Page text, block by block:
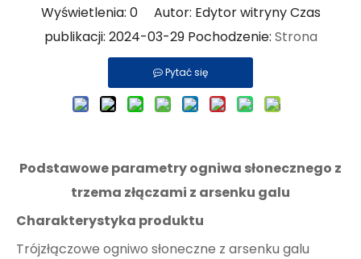
Wyświetlenia: 0Autor: Edytor witryny Czas
publikacji: 2024-03-29 Pochodzenie: Strona
Pytać się
Podstawowe parametry ogniwa słonecznego z
trzema złączami z arsenku galu
Charakterystyka produktu
Trójzłączowe ogniwo słoneczne z arsenku galu